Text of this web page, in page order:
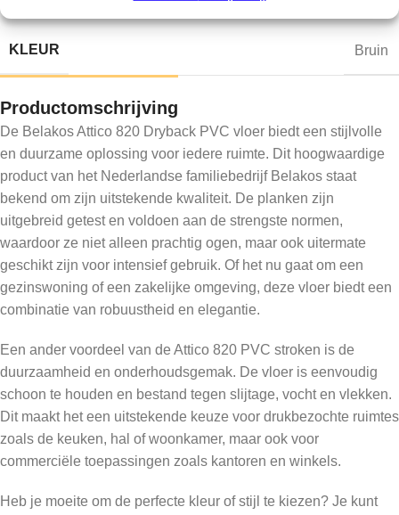
KLEUR Bruin
Productomschrijving
De Belakos Attico 820 Dryback PVC vloer biedt een stijlvolle
en duurzame oplossing voor iedere ruimte. Dit hoogwaardige
product van het Nederlandse familiebedrijf Belakos staat
bekend om zijn uitstekende kwaliteit. De planken zijn
uitgebreid getest en voldoen aan de strengste normen,
waardoor ze niet alleen prachtig ogen, maar ook uitermate
geschikt zijn voor intensief gebruik. Of het nu gaat om een
gezinswoning of een zakelijke omgeving, deze vloer biedt een
combinatie van robuustheid en elegantie.
Een ander voordeel van de Attico 820 PVC stroken is de
duurzaamheid en onderhoudsgemak. De vloer is eenvoudig
schoon te houden en bestand tegen slijtage, vocht en vlekken.
Dit maakt het een uitstekende keuze voor drukbezochte ruimtes
zoals de keuken, hal of woonkamer, maar ook voor
commerciële toepassingen zoals kantoren en winkels.
Heb je moeite om de perfecte kleur of stijl te kiezen? Je kunt